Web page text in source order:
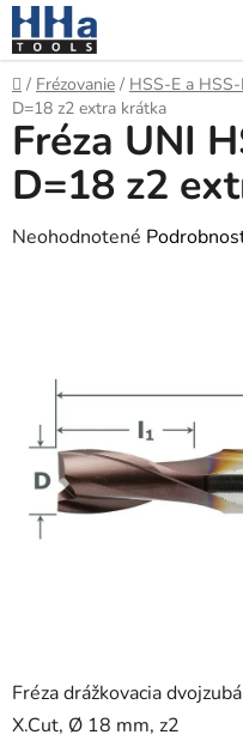
Prejsť
na
obsah
Domov
/ Frézovanie / HSS-E a
D=18 z2 extra krátka
Fréza drážkovacia
X.Cut, Ø 18 mm, z2
Fréza UNI
D=18 z2
Priemerné
hviezdičiek.
Neohodnotené